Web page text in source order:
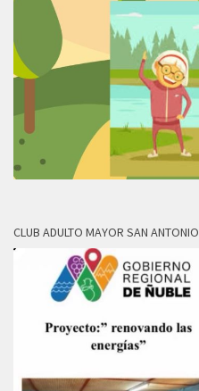
CLUB ADULTO MAYOR SAN ANTONIO